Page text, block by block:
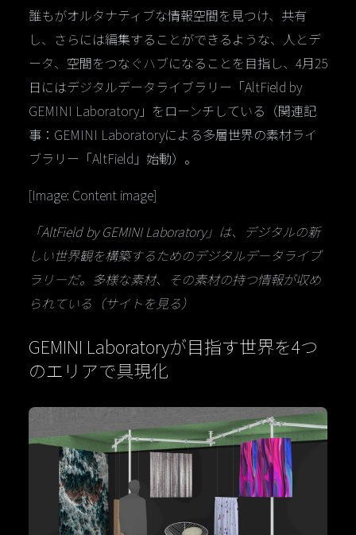
誰もがオルタナティブな情報空間を見つけ、共有
し、さらには編集することができるような、人とデ
ータ、空間をつなぐハブになることを目指し、4月25
日にはデジタルデータライブラリー「AltField by
GEMINI Laboratory」をローンチしている（関連記
事：GEMINI Laboratoryによる多層世界の素材ライ
ブラリー「AltField」始動）。
[Image: Content image]
「AltField by GEMINI Laboratory」は、デジタルの新
しい世界観を構築するためのデジタルデータライブ
ラリーだ。多様な素材、その素材の持つ情報が収め
られている（サイトを見る）
GEMINI Laboratoryが目指す世界を4つ
のエリアで具現化